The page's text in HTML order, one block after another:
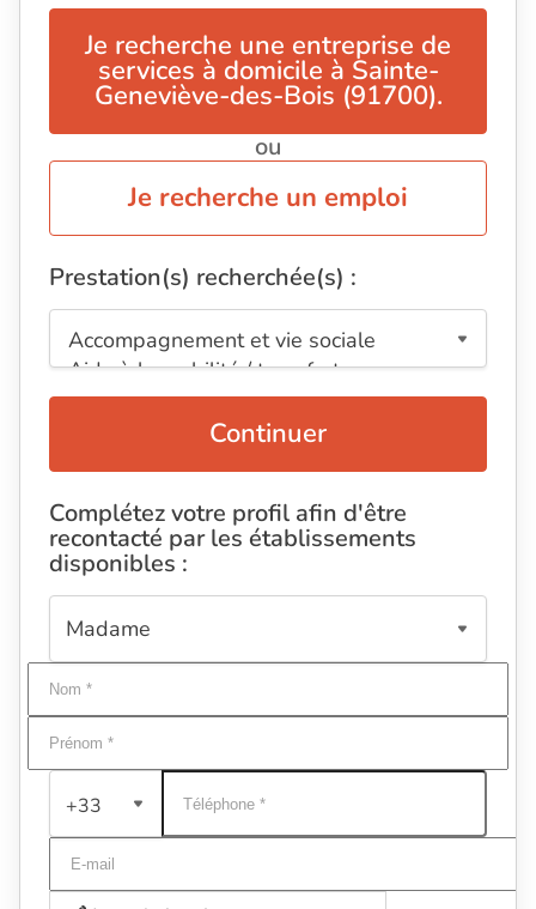
Je recherche une entreprise de
services à domicile à Sainte-
Geneviève-des-Bois (91700).
ou
Je recherche un emploi
Prestation(s) recherchée(s) :
Continuer
Complétez votre profil afin d'être
recontacté par les établissements
disponibles :
+33